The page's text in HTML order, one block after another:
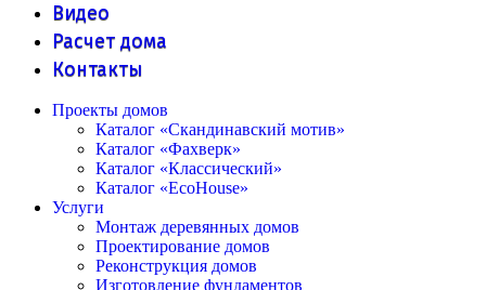
Видео
Расчет дома
Контакты
Проекты домов
Каталог «Скандинавский мотив»
Каталог «Фахверк»
Каталог «Классический»
Каталог «EcoHouse»
Услуги
Монтаж деревянных домов
Проектирование домов
Реконструкция домов
Изготовление фундаментов